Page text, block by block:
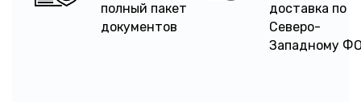
полный пакет
документов
доставка по
Северо-
Западному